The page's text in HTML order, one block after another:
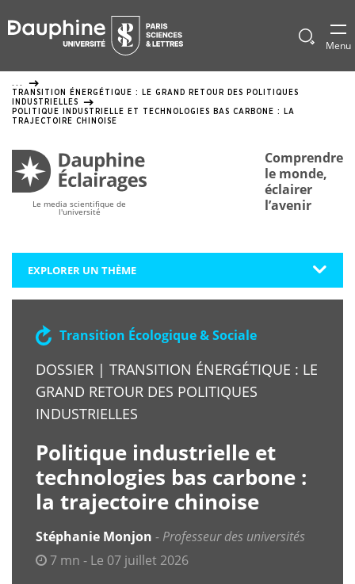
de
des
cookies
Afficher
de
Menu
...
TRANSITION ÉNERGÉTIQUE : LE GRAND RETOUR DES POLITIQUES
INDUSTRIELLES
POLITIQUE INDUSTRIELLE ET TECHNOLOGIES BAS CARBONE : LA
TRAJECTOIRE CHINOISE
Le media scientifique de
l'université
Comprendre
le monde,
éclairer
l’avenir
EXPLORER UN THÈME
Transition Écologique & Sociale
DOSSIER | TRANSITION ÉNERGÉTIQUE : LE
GRAND RETOUR DES POLITIQUES
INDUSTRIELLES
Politique industrielle et
technologies bas carbone :
la trajectoire chinoise
Stéphanie Monjon
Professeur des universités
7 mn - Le 07 juillet 2026